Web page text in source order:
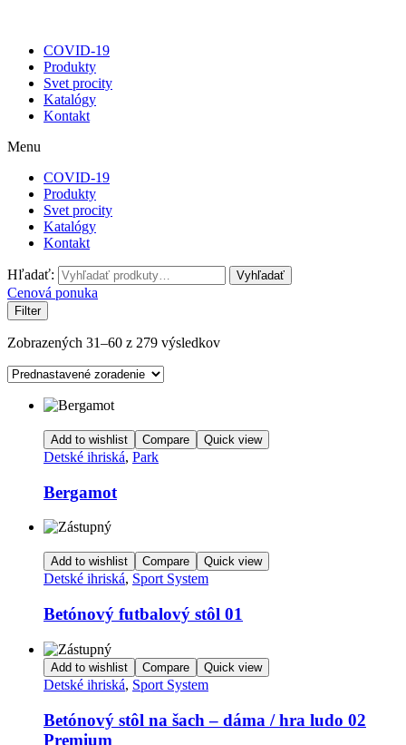
COVID-19
Produkty
Svet procity
Katalógy
Kontakt
Menu
COVID-19
Produkty
Svet procity
Katalógy
Kontakt
Hľadať: Vyhľadať
Cenová ponuka
Filter
Zobrazených 31–60 z 279 výsledkov
Add to wishlist Compare Quick view
Detské ihriská, Park
Bergamot
Add to wishlist Compare Quick view
Detské ihriská, Sport System
Betónový futbalový stôl 01
Add to wishlist Compare Quick view
Detské ihriská, Sport System
Betónový stôl na šach – dáma / hra ludo 02
Premium